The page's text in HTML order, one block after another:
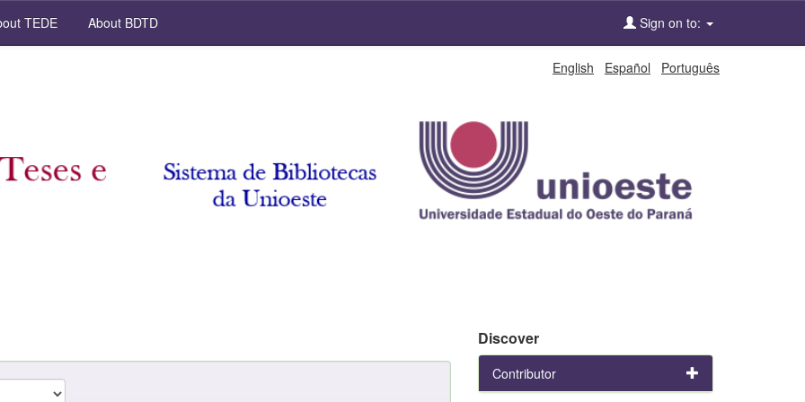
TEDE About BDTD Sign on to:
English Español Português
Discover
Contributor